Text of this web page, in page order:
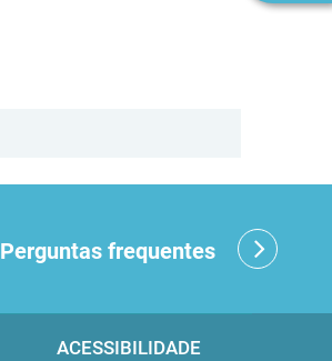
Perguntas frequentes
ACESSIBILIDADE